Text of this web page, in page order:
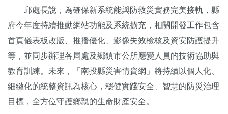
邱處長說，為確保新系統能與防救災實務完美接軌，縣
府今年度持續推動網站功能及系統擴充，相關開發工作包含
首頁儀表板改版、推播優化、影像失效檢核及資安防護提升
等，並同步辦理各局處及鄉鎮市公所應變人員的技術協助與
教育訓練。未來，「南投縣災害情資網」將持續以個人化、
細緻化的統整資訊為核心，穩健實踐安全、智慧的防災治理
目標，全方位守護鄉親的生命財產安全。